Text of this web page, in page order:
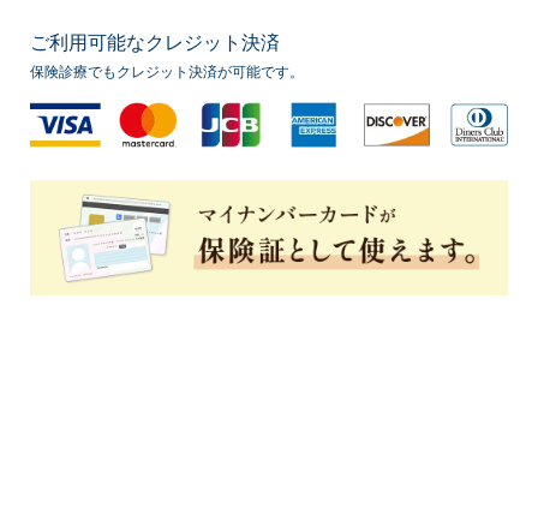
ご利用可能なクレジット決済
保険診療でもクレジット決済が可能です。